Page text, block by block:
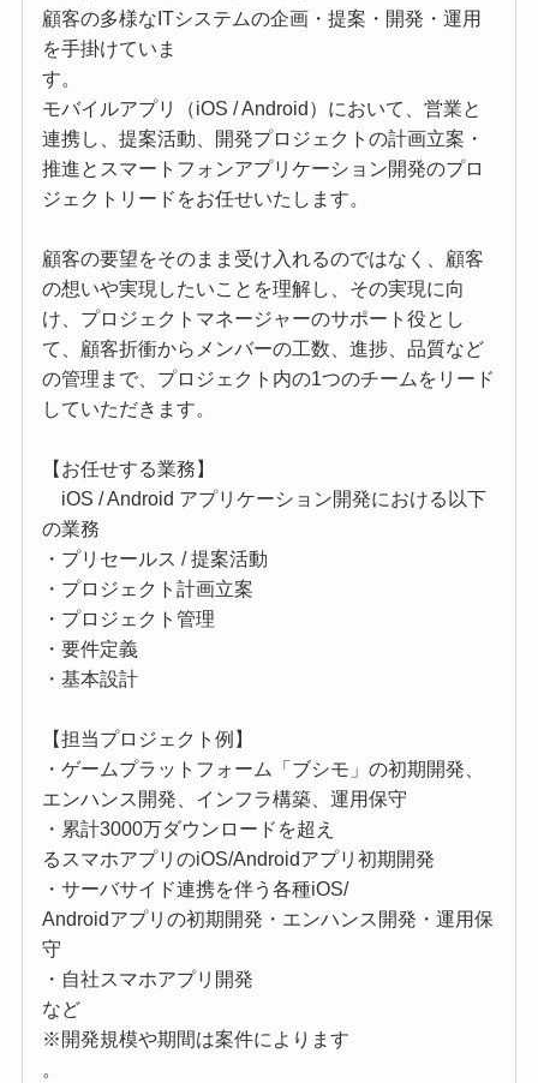
顧客の多様なITシステムの企画・提案・開発・運用
を手掛けていま
す。
モバイルアプリ（iOS / Android）において、営業と
連携し、提案活動、開発プロジェクトの計画立案・
推進とスマートフォンアプリケーション開発のプロ
ジェクトリードをお任せいたします。
顧客の要望をそのまま受け入れるのではなく、顧客
の想いや実現したいことを理解し、その実現に向
け、プロジェクトマネージャーのサポート役とし
て、顧客折衝からメンバーの工数、進捗、品質など
の管理まで、プロジェクト内の1つのチームをリード
していただきます。
【お任せする業務】
iOS / Android アプリケーション開発における以下
の業務
・プリセールス / 提案活動
・プロジェクト計画立案
・プロジェクト管理
・要件定義
・基本設計
【担当プロジェクト例】
・ゲームプラットフォーム「ブシモ」の初期開発、
エンハンス開発、インフラ構築、運用保守
・累計3000万ダウンロードを超え
るスマホアプリのiOS/Androidアプリ初期開発
・サーバサイド連携を伴う各種iOS/
Androidアプリの初期開発・エンハンス開発・運用保
守
・自社スマホアプリ開発
など
※開発規模や期間は案件によります
。